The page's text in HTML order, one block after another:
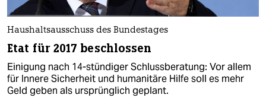
Haushaltsausschuss des Bundestages
Etat für 2017 beschlossen
Einigung nach 14-stündiger Schlussberatung: Vor allem
für Innere Sicherheit und humanitäre Hilfe soll es mehr
Geld geben als ursprünglich geplant.